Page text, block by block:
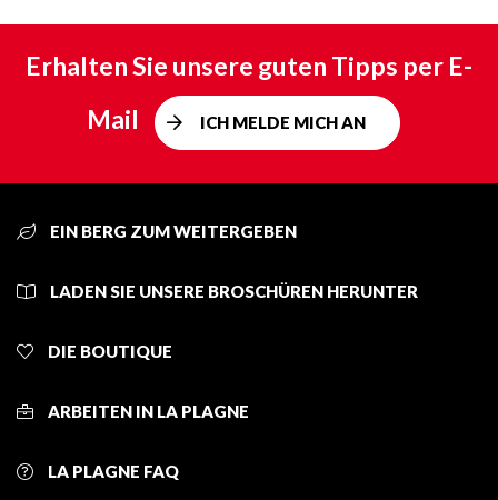
Erhalten Sie unsere guten Tipps per E-
Mail
ICH MELDE MICH AN
EIN BERG ZUM WEITERGEBEN
LADEN SIE UNSERE BROSCHÜREN HERUNTER
DIE BOUTIQUE
ARBEITEN IN LA PLAGNE
LA PLAGNE FAQ